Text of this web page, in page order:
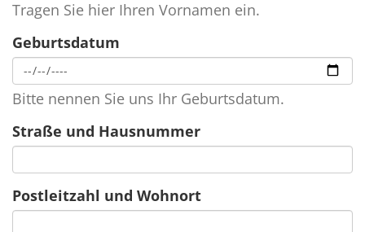
Tragen Sie hier Ihren Vornamen ein.
Geburtsdatum
Bitte nennen Sie uns Ihr Geburtsdatum.
Straße und Hausnummer
Postleitzahl und Wohnort